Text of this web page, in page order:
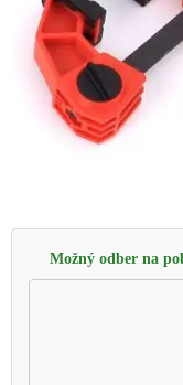
Možný odber na